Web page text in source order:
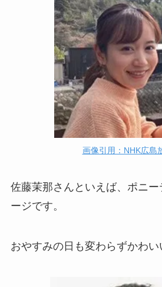
画像引用：NHK広島
佐藤茉那さんといえば、ポニー
ージです。
おやすみの日も変わらずかわい